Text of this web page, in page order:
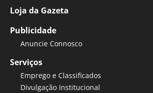
Loja da Gazeta
Publicidade
Anuncie Connosco
Serviços
Emprego e Classificados
Divulgação Institucional